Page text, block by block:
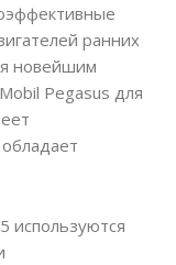
ранних
новейшим
Pegasus для
используются